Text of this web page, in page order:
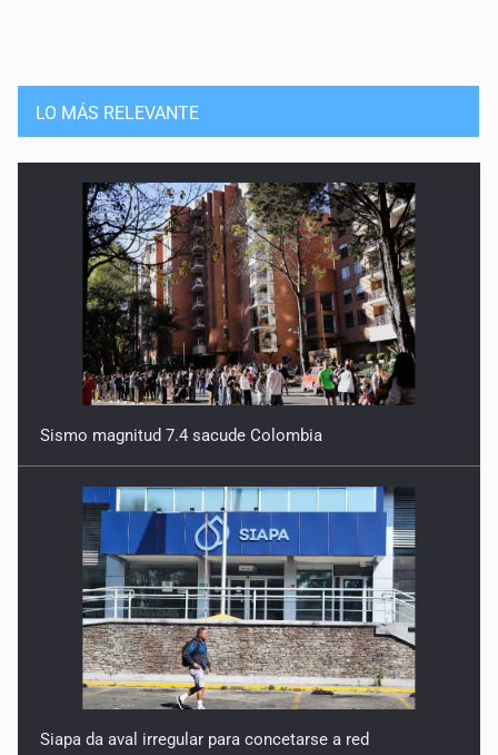
LO MÁS RELEVANTE
Sismo magnitud 7.4 sacude Colombia
Siapa da aval irregular para concetarse a red